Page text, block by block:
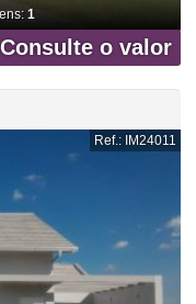
1
Consulte o valor
Ref.: IM24011